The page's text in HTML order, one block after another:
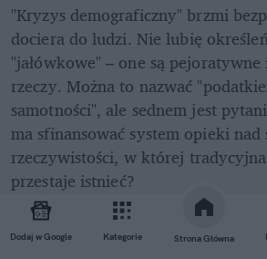
Dodaj w Google Kategorie Strona Główna
"Kryzys demograficzny" brzmi
dociera do ludzi. Nie lubię
"jałówkowe" – one są
rzeczy. Można to nazwać
samotności", ale sednem jest
ma sfinansować system opieki
rzeczywistości, w której
przestaje istnieć?
REKLAMA